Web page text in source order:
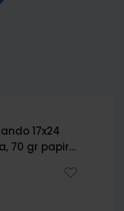
17x24
70 gr papir